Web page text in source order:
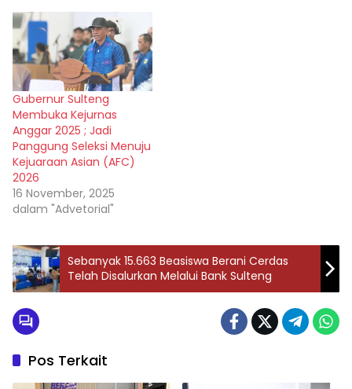
Gubernur Sulteng
Membuka Kejurnas
Anggar 2025 ; Jadi
Panggung Seleksi Menuju
Kejuaraan Asian (AFC)
2026
16 November, 2025
dalam "Advetorial"
Sebanyak 15.663 Beasiswa Berani Cerdas
Telah Disalurkan Melalui Bank Sulteng
Pos Terkait